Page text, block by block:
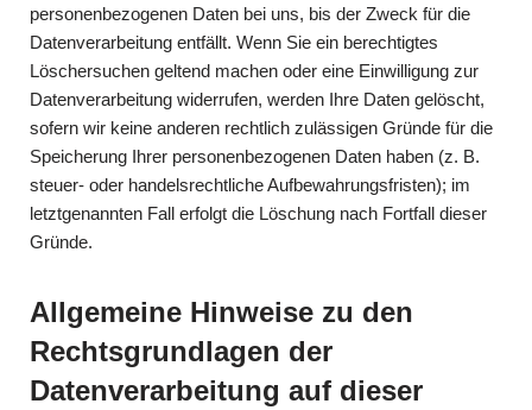
personenbezogenen Daten bei uns, bis der Zweck für die
Datenverarbeitung entfällt. Wenn Sie ein berechtigtes
Löschersuchen geltend machen oder eine Einwilligung zur
Datenverarbeitung widerrufen, werden Ihre Daten gelöscht,
sofern wir keine anderen rechtlich zulässigen Gründe für die
Speicherung Ihrer personenbezogenen Daten haben (z. B.
steuer- oder handelsrechtliche Aufbewahrungsfristen); im
letztgenannten Fall erfolgt die Löschung nach Fortfall dieser
Gründe.
Allgemeine Hinweise zu den
Rechtsgrundlagen der
Datenverarbeitung auf dieser